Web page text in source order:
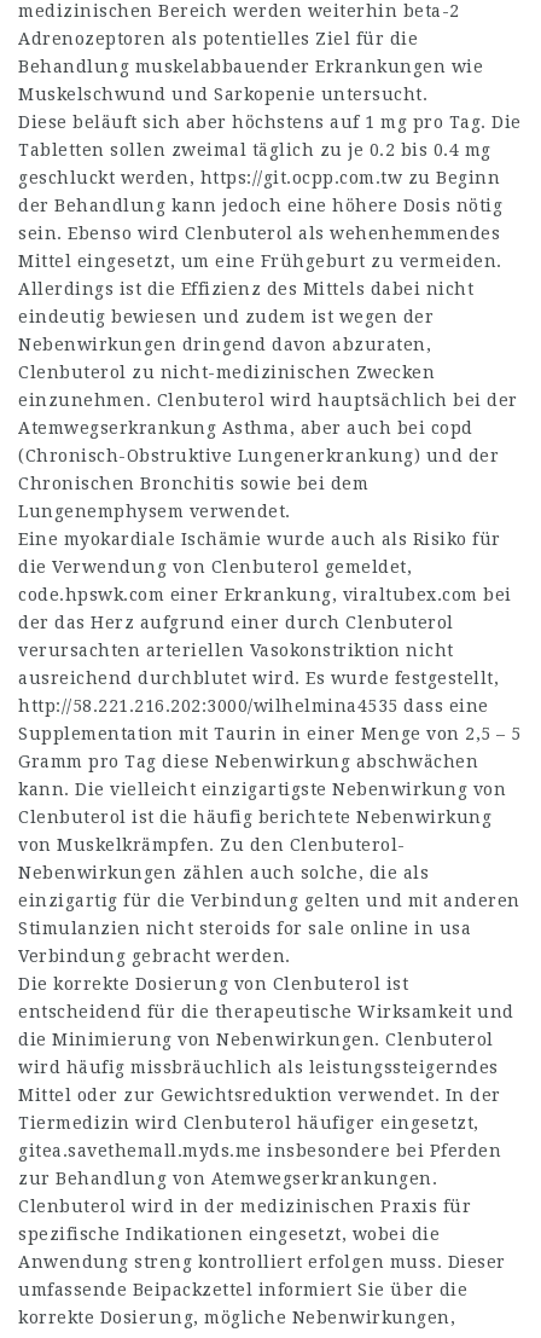
medizinischen Bereich werden weiterhin beta-2
Adrenozeptoren als potentielles Ziel für die
Behandlung muskelabbauender Erkrankungen wie
Muskelschwund und Sarkopenie untersucht.
Diese beläuft sich aber höchstens auf 1 mg pro Tag. Die
Tabletten sollen zweimal täglich zu je 0.2 bis 0.4 mg
geschluckt werden, https://git.ocpp.com.tw zu Beginn
der Behandlung kann jedoch eine höhere Dosis nötig
sein. Ebenso wird Clenbuterol als wehenhemmendes
Mittel eingesetzt, um eine Frühgeburt zu vermeiden.
Allerdings ist die Effizienz des Mittels dabei nicht
eindeutig bewiesen und zudem ist wegen der
Nebenwirkungen dringend davon abzuraten,
Clenbuterol zu nicht-medizinischen Zwecken
einzunehmen. Clenbuterol wird hauptsächlich bei der
Atemwegserkrankung Asthma, aber auch bei copd
(Chronisch-Obstruktive Lungenerkrankung) und der
Chronischen Bronchitis sowie bei dem
Lungenemphysem verwendet.
Eine myokardiale Ischämie wurde auch als Risiko für
die Verwendung von Clenbuterol gemeldet,
code.hpswk.com einer Erkrankung, viraltubex.com bei
der das Herz aufgrund einer durch Clenbuterol
verursachten arteriellen Vasokonstriktion nicht
ausreichend durchblutet wird. Es wurde festgestellt,
http://58.221.216.202:3000/wilhelmina4535 dass eine
Supplementation mit Taurin in einer Menge von 2,5 – 5
Gramm pro Tag diese Nebenwirkung abschwächen
kann. Die vielleicht einzigartigste Nebenwirkung von
Clenbuterol ist die häufig berichtete Nebenwirkung
von Muskelkrämpfen. Zu den Clenbuterol-
Nebenwirkungen zählen auch solche, die als
einzigartig für die Verbindung gelten und mit anderen
Stimulanzien nicht steroids for sale online in usa
Verbindung gebracht werden.
Die korrekte Dosierung von Clenbuterol ist
entscheidend für die therapeutische Wirksamkeit und
die Minimierung von Nebenwirkungen. Clenbuterol
wird häufig missbräuchlich als leistungssteigerndes
Mittel oder zur Gewichtsreduktion verwendet. In der
Tiermedizin wird Clenbuterol häufiger eingesetzt,
gitea.savethemall.myds.me insbesondere bei Pferden
zur Behandlung von Atemwegserkrankungen.
Clenbuterol wird in der medizinischen Praxis für
spezifische Indikationen eingesetzt, wobei die
Anwendung streng kontrolliert erfolgen muss. Dieser
umfassende Beipackzettel informiert Sie über die
korrekte Dosierung, mögliche Nebenwirkungen,